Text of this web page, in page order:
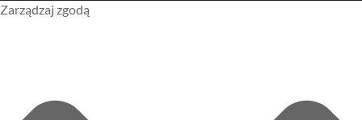
Zarządzaj zgodą